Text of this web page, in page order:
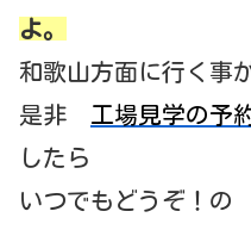
よ。
和歌山方面に行く事
是非 工場見学の予
したら
いつでもどうぞ！の